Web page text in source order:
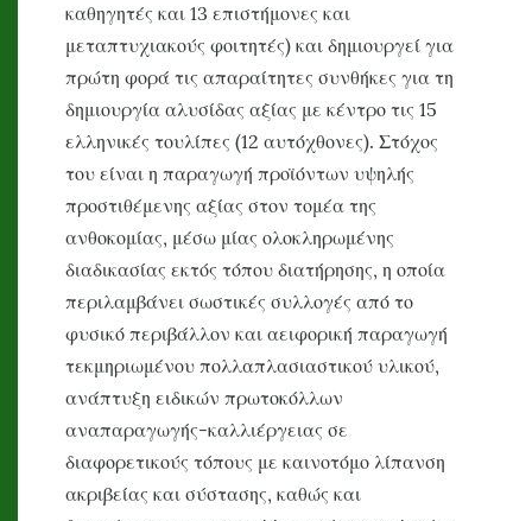
καθηγητές και 13 επιστήμονες και
μεταπτυχιακούς φοιτητές) και δημιουργεί για
πρώτη φορά τις απαραίτητες συνθήκες για τη
δημιουργία αλυσίδας αξίας με κέντρο τις 15
ελληνικές τουλίπες (12 αυτόχθονες). Στόχος
του είναι η παραγωγή προϊόντων υψηλής
προστιθέμενης αξίας στον τομέα της
ανθοκομίας, μέσω μίας ολοκληρωμένης
διαδικασίας εκτός τόπου διατήρησης, η οποία
περιλαμβάνει σωστικές συλλογές από το
φυσικό περιβάλλον και αειφορική παραγωγή
τεκμηριωμένου πολλαπλασιαστικού υλικού,
ανάπτυξη ειδικών πρωτοκόλλων
αναπαραγωγής-καλλιέργειας σε
διαφορετικούς τόπους με καινοτόμο λίπανση
ακριβείας και σύστασης, καθώς και